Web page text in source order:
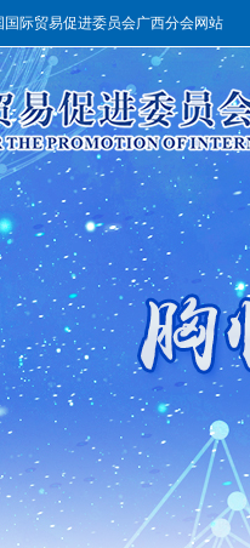
国际贸易促进委员会广西分会网站